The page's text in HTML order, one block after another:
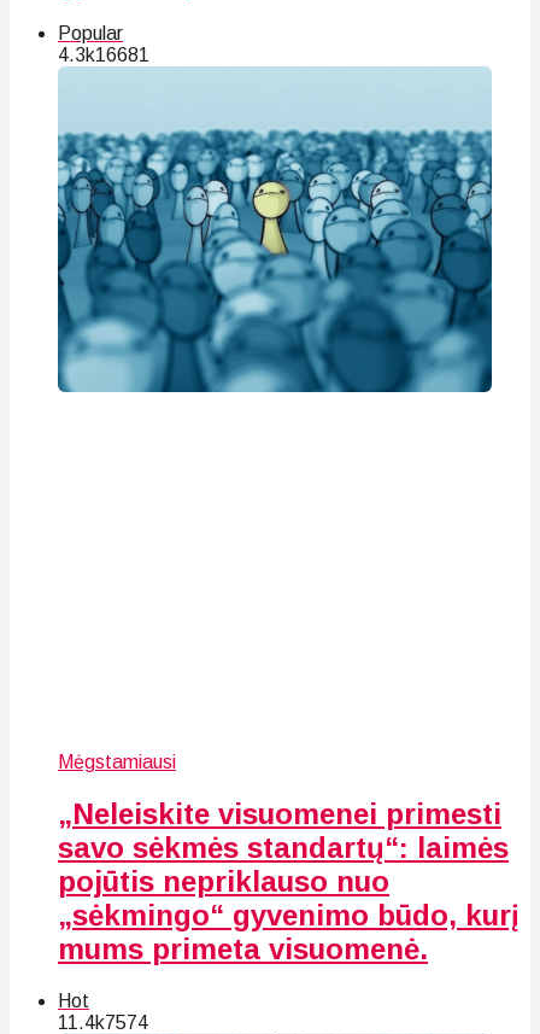
Popular
4.3k16681
Mėgstamiausi
„Neleiskite visuomenei primesti
savo sėkmės standartų“: laimės
pojūtis nepriklauso nuo
„sėkmingo“ gyvenimo būdo, kurį
mums primeta visuomenė.
Hot
11.4k7574